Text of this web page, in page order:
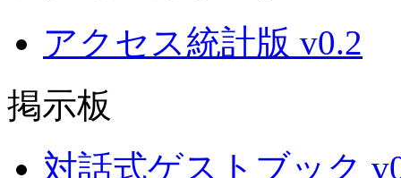
アクセス統計版 v0.2
掲示板
対話式ゲストブック